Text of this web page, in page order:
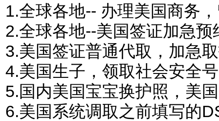
1.全球各地-- 办理美国商务
2.全球各地--美国签证加急预
3.美国签证普通代取，加急
4.美国生子，领取社会安全
5.国内美国宝宝换护照，美
6.美国系统调取之前填写的